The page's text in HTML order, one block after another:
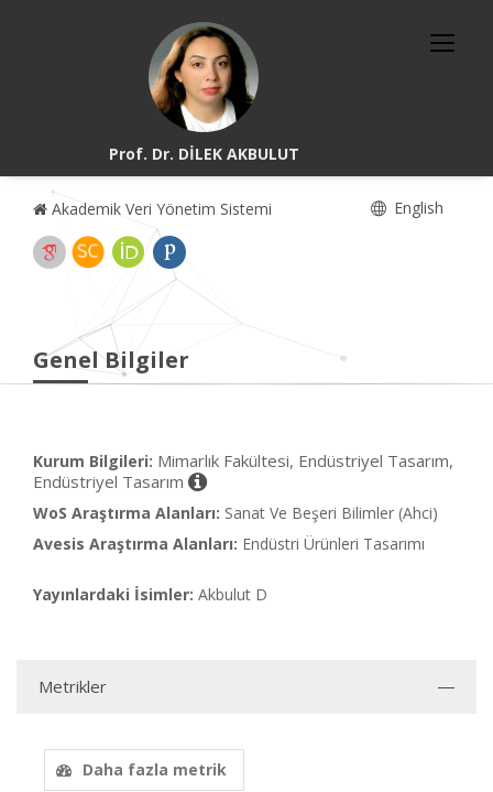
Prof. Dr. DİLEK AKBULUT
Akademik Veri Yönetim Sistemi English
Genel Bilgiler
Kurum Bilgileri: Mimarlık Fakültesi, Endüstriyel Tasarım,
Endüstriyel Tasarım
WoS Araştırma Alanları: Sanat Ve Beşeri Bilimler (Ahci)
Avesis Araştırma Alanları: Endüstri Ürünleri Tasarımı
Yayınlardaki İsimler: Akbulut D
Metrikler
Daha fazla metrik